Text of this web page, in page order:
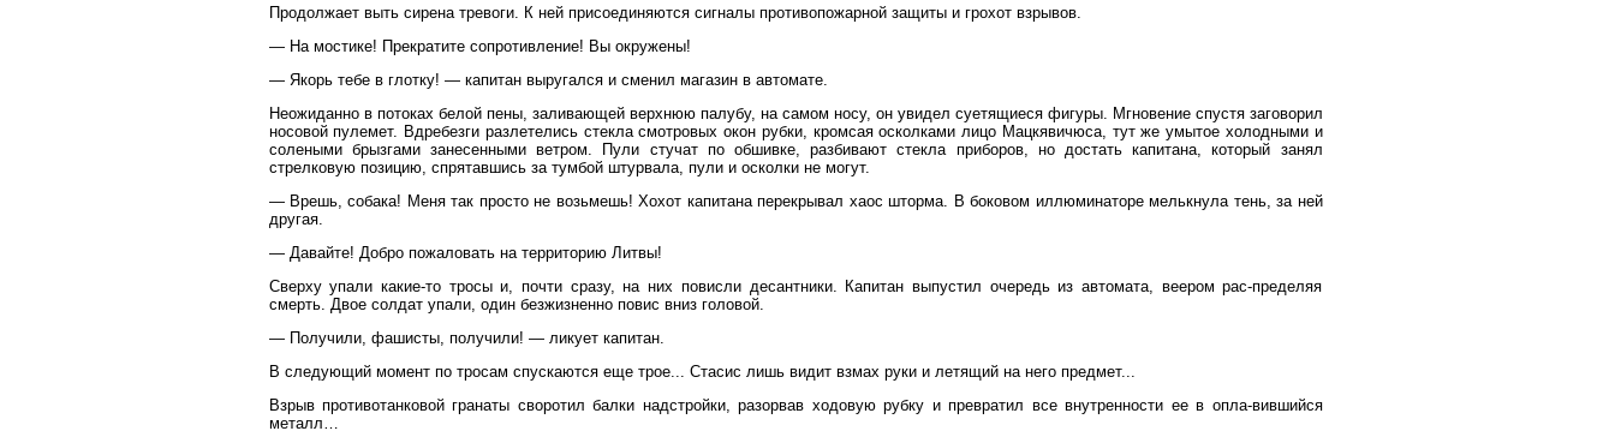
Продолжает выть сирена тревоги. К ней присоединяются сигналы противопожарной защиты и грохот взрывов.
— На мостике! Прекратите сопротивление! Вы окружены!
— Якорь тебе в глотку! — капитан выругался и сменил магазин в автомате.
Неожиданно в потоках белой пены, заливающей верхнюю палубу, на самом носу, он увидел суетящиеся фигуры. Мгновение спустя заговорил
носовой пулемет. Вдребезги разлетелись стекла смотровых окон рубки, кромсая осколками лицо Мацкявичюса, тут же умытое холодными и
солеными брызгами занесенными ветром. Пули стучат по обшивке, разбивают стекла приборов, но достать капитана, который занял
стрелковую позицию, спрятавшись за тумбой штурвала, пули и осколки не могут.
— Врешь, собака! Меня так просто не возьмешь! Хохот капитана перекрывал хаос шторма. В боковом иллюминаторе мелькнула тень, за ней
другая.
— Давайте! Добро пожаловать на территорию Литвы!
Сверху упали какие-то тросы и, почти сразу, на них повисли десантники. Капитан выпустил очередь из автомата, веером рас-пределяя
смерть. Двое солдат упали, один безжизненно повис вниз головой.
— Получили, фашисты, получили! — ликует капитан.
В следующий момент по тросам спускаются еще трое... Стасис лишь видит взмах руки и летящий на него предмет...
Взрыв противотанковой гранаты своротил балки надстройки, разорвав ходовую рубку и превратил все внутренности ее в опла-вившийся
металл…